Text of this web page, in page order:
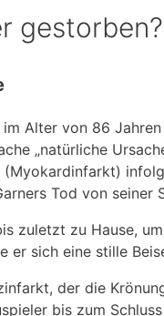
gestorben?
im Alter von 86
„natürliche
Tod von
zuletzt zu Hause,
sich eine stille
der die
bis zum